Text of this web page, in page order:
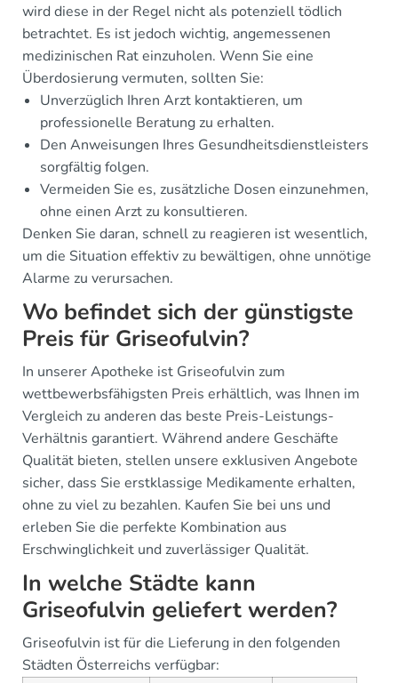
wird diese in der Regel nicht als potenziell tödlich
betrachtet. Es ist jedoch wichtig, angemessenen
medizinischen Rat einzuholen. Wenn Sie eine
Überdosierung vermuten, sollten Sie:
Unverzüglich Ihren Arzt kontaktieren, um
professionelle Beratung zu erhalten.
Den Anweisungen Ihres Gesundheitsdienstleisters
sorgfältig folgen.
Vermeiden Sie es, zusätzliche Dosen einzunehmen,
ohne einen Arzt zu konsultieren.
Denken Sie daran, schnell zu reagieren ist wesentlich,
um die Situation effektiv zu bewältigen, ohne unnötige
Alarme zu verursachen.
Wo befindet sich der günstigste
Preis für Griseofulvin?
In unserer Apotheke ist Griseofulvin zum
wettbewerbsfähigsten Preis erhältlich, was Ihnen im
Vergleich zu anderen das beste Preis-Leistungs-
Verhältnis garantiert. Während andere Geschäfte
Qualität bieten, stellen unsere exklusiven Angebote
sicher, dass Sie erstklassige Medikamente erhalten,
ohne zu viel zu bezahlen. Kaufen Sie bei uns und
erleben Sie die perfekte Kombination aus
Erschwinglichkeit und zuverlässiger Qualität.
In welche Städte kann
Griseofulvin geliefert werden?
Griseofulvin ist für die Lieferung in den folgenden
Städten Österreichs verfügbar: